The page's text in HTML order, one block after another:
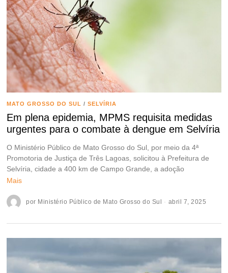
MATO GROSSO DO SUL / SELVÍRIA
Em plena epidemia, MPMS requisita medidas
urgentes para o combate à dengue em Selvíria
O Ministério Público de Mato Grosso do Sul, por meio da 4ª
Promotoria de Justiça de Três Lagoas, solicitou à Prefeitura de
Selvíria, cidade a 400 km de Campo Grande, a adoção
Mais
por Ministério Público de Mato Grosso do Sul abril 7, 2025